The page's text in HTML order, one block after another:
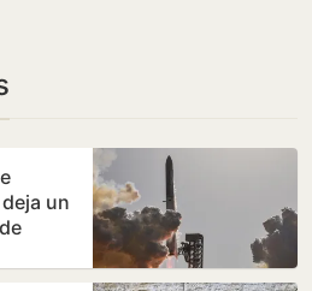
un